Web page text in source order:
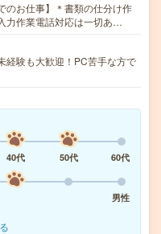
のお仕事】＊書類の仕分け作
力作業電話対応は一切あ…
経験も大歓迎！PC苦手な方で
40代 50代
60代
男性